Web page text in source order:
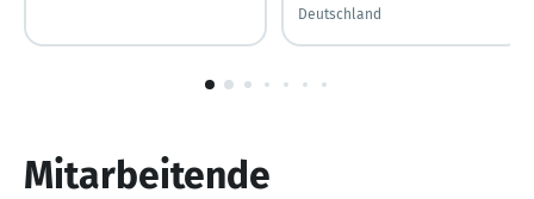
Deutschland
Mitarbeitende